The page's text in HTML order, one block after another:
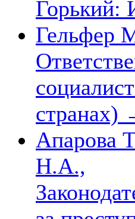
Гельфер
странах)
Апарова
Н.А.,